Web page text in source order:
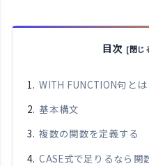
目次
WITH FUNCTION句とは
基本構文
複数の関数を定義する
CASE式で足りるなら関